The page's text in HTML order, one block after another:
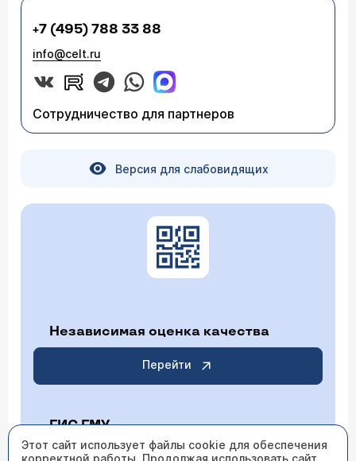
+7 (495) 788 33 88
info@celt.ru
Сотрудничество для партнеров
Версия для слабовидящих
Независимая оценка качества
Перейти
ГИС ГМУ
Этот сайт использует файлы cookie для обеспечения
корректной работы. Продолжая использовать сайт,